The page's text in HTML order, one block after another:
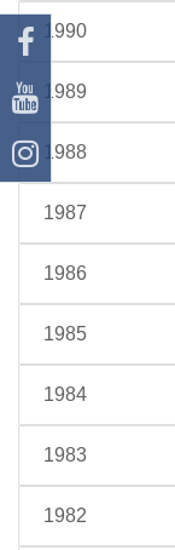
1990
1989
1988
1987
1986
1985
1984
1983
1982